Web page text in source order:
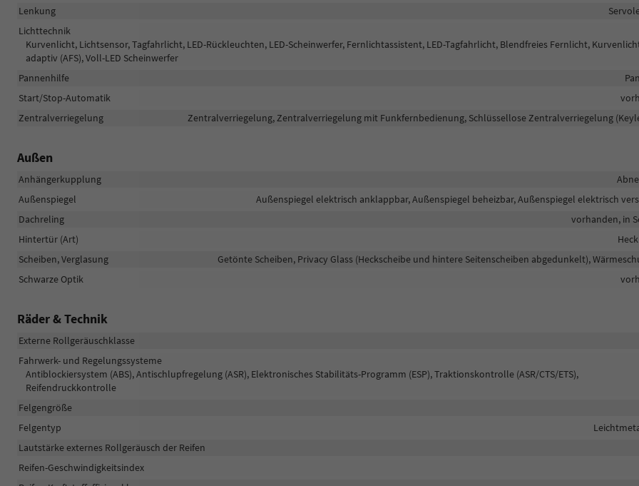
Lenkung
Lichttechnik
Kurvenlicht, Lichtsensor, Tagfahrlicht, LED-Rückleuchten, LED-Scheinwerfer, Fernlichtassistent, LED-Tagfahrlicht, Blendfreies Fernlicht,
adaptiv (AFS), Voll-LED Scheinwerfer
Pannenhilfe
Start/Stop-Automatik
Zentralverriegelung
Zentralverriegelung, Zentralverriegelung mit Funkfernbedienung, Schlüssellose Zentralverriegelung
Außen
Anhängerkupplung
Außenspiegel
Außenspiegel elektrisch anklappbar, Außenspiegel beheizbar, Außenspiegel elektrisch
Dachreling
vorhanden, in
Hintertür (Art)
Scheiben, Verglasung
Getönte Scheiben, Privacy Glass (Heckscheibe und hintere Seitenscheiben abgedunkelt),
Schwarze Optik
Räder & Technik
Externe Rollgeräuschklasse
Fahrwerk- und Regelungssysteme
Antiblockiersystem (ABS), Antischlupfregelung (ASR), Elektronisches Stabilitäts-Programm (ESP), Traktionskontrolle (ASR/CTS/ETS),
Reifendruckkontrolle
Felgengröße
Felgentyp
Lautstärke externes Rollgeräusch der Reifen
Reifen-Geschwindigkeitsindex